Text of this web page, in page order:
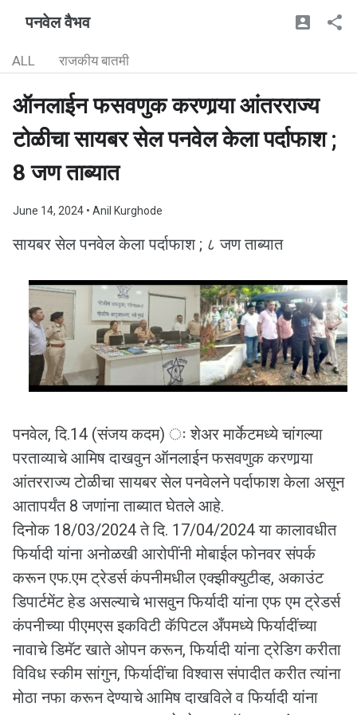
पनवेल वैभव
ALL राजकीय बातमी
ऑनलाईन फसवणुक करणार्‍या आंतरराज्य
टोळीचा सायबर सेल पनवेल केला पर्दाफाश ;
8 जण ताब्यात
June 14, 2024 • Anil Kurghode
सायबर सेल पनवेल केला पर्दाफाश ; ८ जण ताब्यात
पनवेल, दि.14 (संजय कदम) ः शेअर मार्केटमध्ये चांगल्या
परताव्याचे आमिष दाखवुन ऑनलाईन फसवणुक करणार्‍या
आंतरराज्य टोळीचा सायबर सेल पनवेलने पर्दाफाश केला असून
आतापर्यंत 8 जणांना ताब्यात घेतले आहे.
दिनोक 18/03/2024 ते दि. 17/04/2024 या कालावधीत
फिर्यादी यांना अनोळखी आरोपींनी मोबाईल फोनवर संपर्क
करून एफ.एम ट्रेडर्स कंपनीमधील एक्झीक्युटीव्ह, अकाउंट
डिपार्टमेंट हेड असल्याचे भासवुन फिर्यादी यांना एफ एम ट्रेडर्स
कंपनीच्या पीएमएस इकविटी कॅपिटल अँपमध्ये फिर्यादींच्या
नावाचे डिमॅट खाते ओपन करून, फिर्यादी यांना ट्रेडिग करीता
विविध स्कीम सांगुन, फिर्यादींचा विश्‍वास संपादीत करीत त्यांना
मोठा नफा करून देण्याचे आमिष दाखविले व फिर्यादी यांना